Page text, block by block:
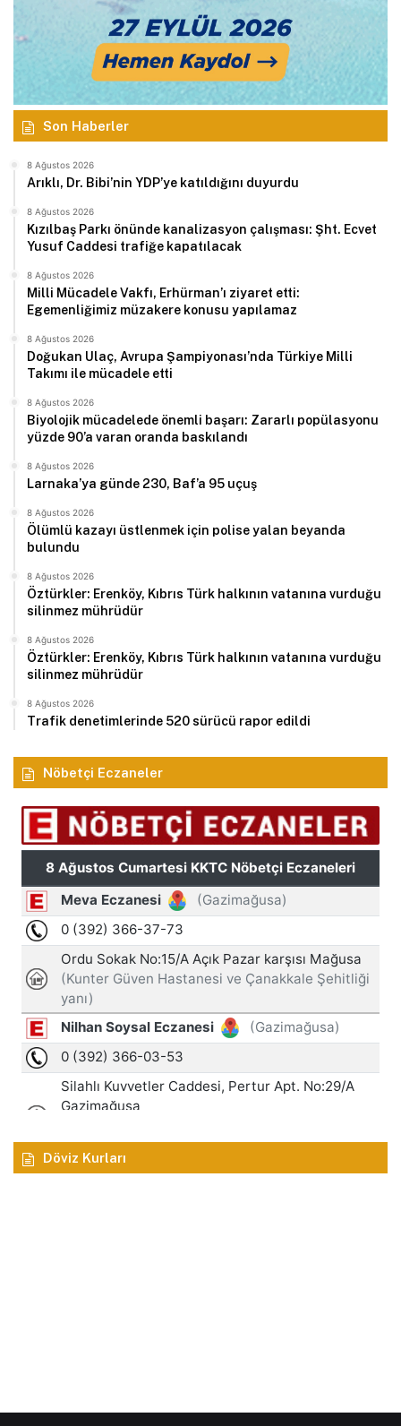
Son Haberler
8 Ağustos 2026
Arıklı, Dr. Bibi’nin YDP’ye katıldığını duyurdu
8 Ağustos 2026
Kızılbaş Parkı önünde kanalizasyon çalışması: Şht. Ecvet
Yusuf Caddesi trafiğe kapatılacak
8 Ağustos 2026
Milli Mücadele Vakfı, Erhürman’ı ziyaret etti:
Egemenliğimiz müzakere konusu yapılamaz
8 Ağustos 2026
Doğukan Ulaç, Avrupa Şampiyonası’nda Türkiye Milli
Takımı ile mücadele etti
8 Ağustos 2026
Biyolojik mücadelede önemli başarı: Zararlı popülasyonu
yüzde 90’a varan oranda baskılandı
8 Ağustos 2026
Larnaka’ya günde 230, Baf’a 95 uçuş
8 Ağustos 2026
Ölümlü kazayı üstlenmek için polise yalan beyanda
bulundu
8 Ağustos 2026
Öztürkler: Erenköy, Kıbrıs Türk halkının vatanına vurduğu
silinmez mührüdür
8 Ağustos 2026
Öztürkler: Erenköy, Kıbrıs Türk halkının vatanına vurduğu
silinmez mührüdür
8 Ağustos 2026
Trafik denetimlerinde 520 sürücü rapor edildi
Nöbetçi Eczaneler
Döviz Kurları